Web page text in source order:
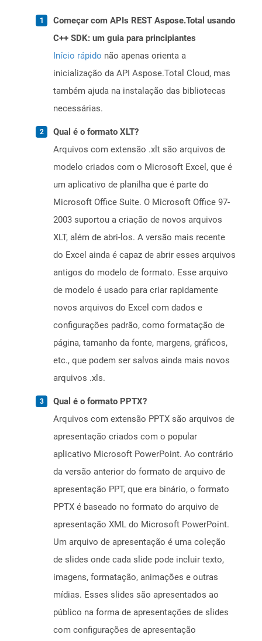
Começar com APIs REST Aspose.Total usando
C++ SDK: um guia para principiantes
Início rápido não apenas orienta a
inicialização da API Aspose.Total Cloud, mas
também ajuda na instalação das bibliotecas
necessárias.
Qual é o formato XLT?
Arquivos com extensão .xlt são arquivos de
modelo criados com o Microsoft Excel, que é
um aplicativo de planilha que é parte do
Microsoft Office Suite. O Microsoft Office 97-
2003 suportou a criação de novos arquivos
XLT, além de abri-los. A versão mais recente
do Excel ainda é capaz de abrir esses arquivos
antigos do modelo de formato. Esse arquivo
de modelo é usado para criar rapidamente
novos arquivos do Excel com dados e
configurações padrão, como formatação de
página, tamanho da fonte, margens, gráficos,
etc., que podem ser salvos ainda mais novos
arquivos .xls.
Qual é o formato PPTX?
Arquivos com extensão PPTX são arquivos de
apresentação criados com o popular
aplicativo Microsoft PowerPoint. Ao contrário
da versão anterior do formato de arquivo de
apresentação PPT, que era binário, o formato
PPTX é baseado no formato do arquivo de
apresentação XML do Microsoft PowerPoint.
Um arquivo de apresentação é uma coleção
de slides onde cada slide pode incluir texto,
imagens, formatação, animações e outras
mídias. Esses slides são apresentados ao
público na forma de apresentações de slides
com configurações de apresentação